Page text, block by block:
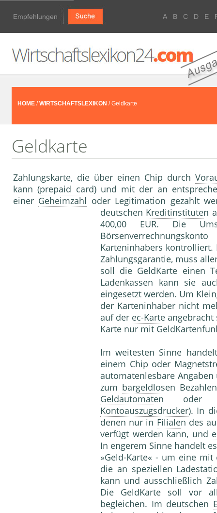
Empfehlungen A B C D E
HOME /WIRTSCHAFTSLEXIKON / Geldkarte
Geldkarte
Zahlungskarte, die über einen Chip durch
kann (prepaid card) und mit der an
einer Geheimzahl oder Legitimation gezahlt
deutschen Kreditinstituten
400,00 EUR. Die
Karteninhabers
Zahlungsgarantie, muss
soll die GeldKarte einen
Ladenkassen kann sie
eingesetzt werden. Um
der Karteninhaber nicht
auf der ec-Karte
Karte nur mit
Im weitesten Sinne
einem Chip oder
automatenlesbare
zum bargeldlosen
Geldautomaten oder
Kontoauszugsdrucker). In
denen nur in Filialen des
verfügt werden kann, und
In engerem Sinne handelt
»Geld-Karte« - um eine
die an speziellen
kann und ausschließlich
Die GeldKarte soll vor
begleichen. Im deutschen